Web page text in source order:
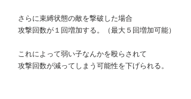
さらに束縛状態の敵を撃破した場合
攻撃回数が１回増加する。（最大５回増加可能）
これによって弱い子なんかを殴らされて
攻撃回数が減ってしまう可能性を下げられる。